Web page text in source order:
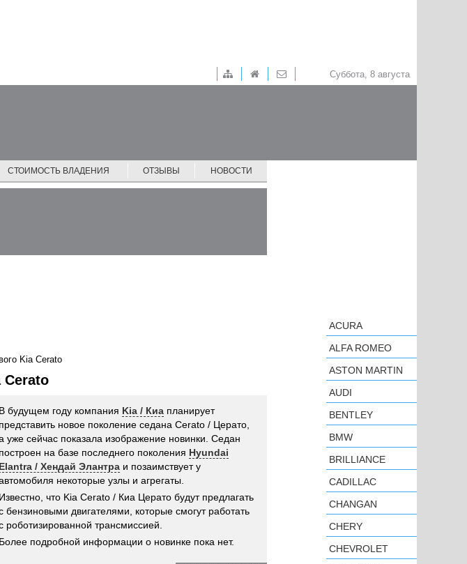
Суббота, 8 августа
СТОИМОСТЬ ВЛАДЕНИЯ ОТЗЫВЫ НОВОСТИ
Kia Cerato
Cerato
В будущем году компания Kia / Киа планирует
представить новое поколение седана Cerato / Церато,
уже сейчас показала изображение новинки. Седан
построен на базе последнего поколения Hyundai
Elantra / Хендай Элантра и позаимствует у
некоторые узлы и агрегаты.
Известно, что Kia Cerato / Киа Церато будут предлагать
бензиновыми двигателями, которые смогут работать
роботизированной трансмиссией.
Более подробной информации о новинке пока нет.
ACURA
ALFA ROMEO
ASTON MARTIN
AUDI
BENTLEY
BMW
BRILLIANCE
CADILLAC
CHANGAN
CHERY
CHEVROLET